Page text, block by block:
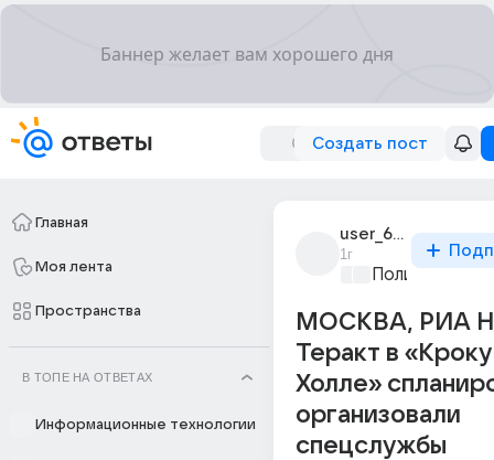
Создать пост
Главная
Моя лента
Пространства
В ТОПЕ НА ОТВЕТАХ
Информационные технологии
user_60079902
1г
МОСКВА, РИА
Теракт в
Холле»
организовали
спецслужбы